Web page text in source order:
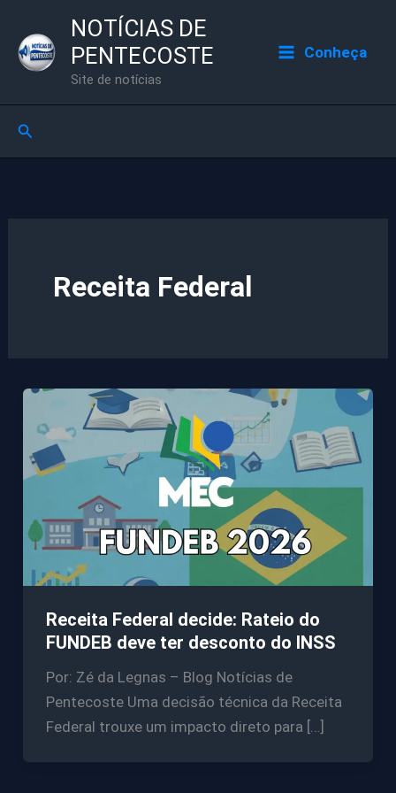
para
NOTÍCIAS DE
PENTECOSTE
Site de notícias
Conheça
Pesquisar
Receita Federal
Receita Federal decide: Rateio do
FUNDEB deve ter desconto do INSS
Por: Zé da Legnas – Blog Notícias de
Pentecoste Uma decisão técnica da Receita
Federal trouxe um impacto direto para […]